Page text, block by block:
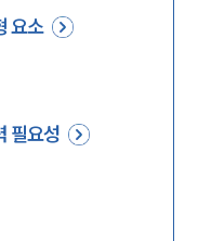
요소
필요성